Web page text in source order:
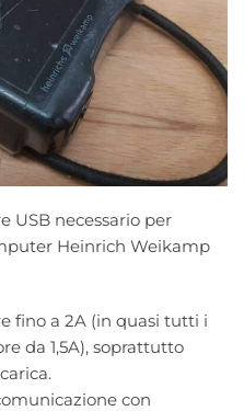
USB necessario per
Heinrich Weikamp
fino a 2A (in quasi tutti i
da 1,5A), soprattutto
con